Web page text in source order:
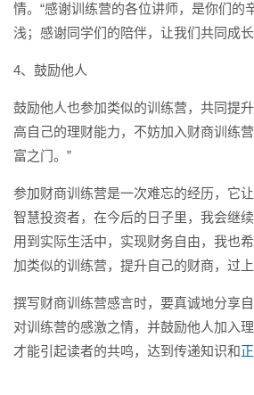
情。“感谢训练营的各位讲师，是你们的
浅；感谢同学们的陪伴，让我们共同成长
4、鼓励他人
鼓励他人也参加类似的训练营，共同提
高自己的理财能力，不妨加入财商训练
富之门。”
参加财商训练营是一次难忘的经历，它
智慧投资者，在今后的日子里，我会继
用到实际生活中，实现财务自由，我也
加类似的训练营，提升自己的财商，过上
撰写财商训练营感言时，要真诚地分享
对训练营的感激之情，并鼓励他人加入
才能引起读者的共鸣，达到传递知识和